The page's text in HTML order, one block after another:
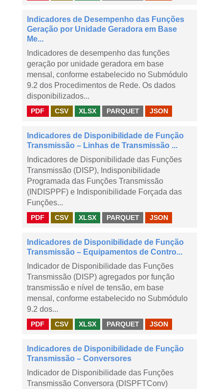
Indicadores de Desempenho das Funções
Geração por Unidade Geradora em Base
Me...
Indicadores de desempenho das funções
geração por unidade geradora em base
mensal, conforme estabelecido no Submódulo
9.2 dos Procedimentos de Rede. Os dados
disponibilizados...
PDF CSV XLSX PARQUET JSON
Indicadores de Disponibilidade de Função
Transmissão – Linhas de Transmissão ...
Indicadores de Disponibilidade das Funções
Transmissão (DISP), Indisponibilidade
Programada das Funções Transmissão
(INDISPPF) e Indisponibilidade Forçada das
Funções...
PDF CSV XLSX PARQUET JSON
Indicadores de Disponibilidade de Função
Transmissão – Equipamentos de Contro...
Indicador de Disponibilidade das Funções
Transmissão (DISP) agregados por função
transmissão e nível de tensão, em base
mensal, conforme estabelecido no Submódulo
9.2 dos...
PDF CSV XLSX PARQUET JSON
Indicadores de Disponibilidade de Função
Transmissão – Conversores
Indicador de Disponibilidade das Funções
Transmissão Conversora (DISPFTConv)